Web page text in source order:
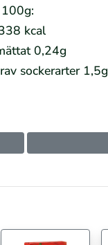
kcal
0,24g
sockerarter 1,5g